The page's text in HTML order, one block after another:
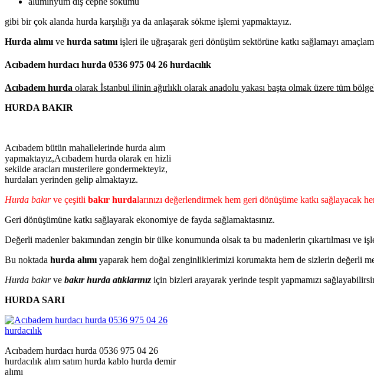
gibi bir çok alanda hurda karşılığı ya da anlaşarak sökme işlemi yapmaktayız.
Hurda alımı ve hurda satımı işleri ile uğraşarak geri dönüşüm sektörüne katkı sağlamayı
Acıbadem hurdacı hurda 0536 975 04 26 hurdacılık
Acıbadem hurda olarak İstanbul ilinin ağırlıklı olarak anadolu yakası başta olmak üzere tüm
HURDA BAKIR
Acıbadem bütün mahallelerinde hurda alım
yapmaktayız,Acıbadem hurda olarak en hizli
sekilde aracları musterilere gondermekteyiz,
hurdaları yerinden gelip almaktayız.
Hurda bakırve çeşitli bakır hurdalarınızı değerlendirmek hem geri dönüşüme katkı sağlayacak
Geri dönüşümüne katkı sağlayarak ekonomiye de fayda sağlamaktasınız.
Değerli madenler bakımından zengin bir ülke konumunda olsak ta bu madenlerin çıkartılması ve
Bu noktada hurda alımı yaparak hem doğal zenginliklerimizi korumakta hem de sizlerin değerli
Hurda bakırve bakır hurda atıklarınız için bizleri arayarak yerinde tespit yapmamızı
HURDA SARI
Acıbadem hurdacı hurda 0536 975 04 26
hurdacılık alım satım hurda kablo hurda demir
alımı